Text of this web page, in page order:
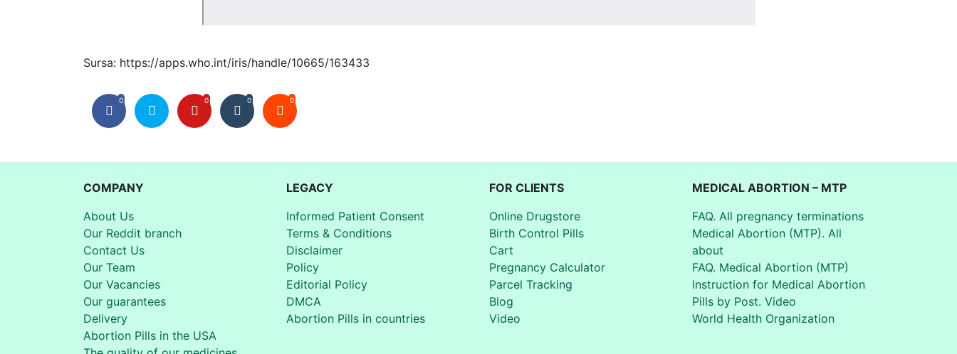
Sursa: https://apps.who.int/iris/handle/10665/163433
0 0 0 0
COMPANY
About Us
Our Reddit branch
Contact Us
Our Team
Our Vacancies
Our guarantees
Delivery
Abortion Pills in the USA
LEGACY
Informed Patient Consent
Terms & Conditions
Disclaimer
Policy
Editorial Policy
DMCA
Abortion Pills in countries
FOR CLIENTS
Online Drugstore
Birth Control Pills
Cart
Pregnancy Calculator
Parcel Tracking
Blog
Video
MEDICAL ABORTION – MTP
FAQ. All pregnancy terminations
Medical Abortion (MTP). All
about
FAQ. Medical Abortion (MTP)
Instruction for Medical Abortion
Pills by Post. Video
World Health Organization